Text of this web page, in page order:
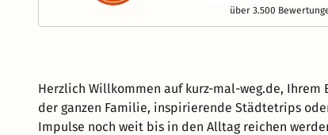
über 3.500
Herzlich Willkommen auf kurz-mal-weg.de,
der ganzen Familie, inspirierende Städtetrips
Impulse noch weit bis in den Alltag reichen